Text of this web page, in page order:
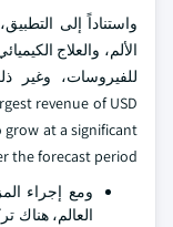
واستناداً إلى
الألم، والعلاج
revenue of USD
grow at a significant
the forecast period.
ومع إجراء
العالم، هناك